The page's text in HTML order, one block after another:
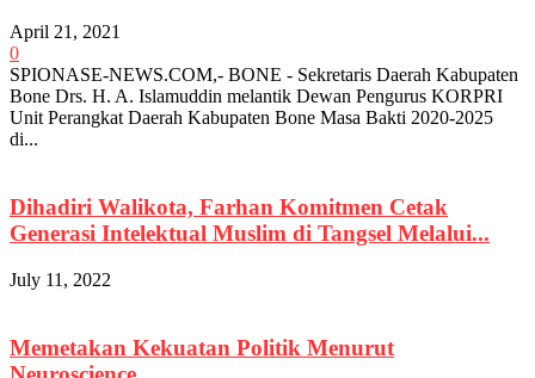
April 21, 2021
0
SPIONASE-NEWS.COM,- BONE - Sekretaris Daerah Kabupaten
Bone Drs. H. A. Islamuddin melantik Dewan Pengurus KORPRI
Unit Perangkat Daerah Kabupaten Bone Masa Bakti 2020-2025
di...
Dihadiri Walikota, Farhan Komitmen Cetak
Generasi Intelektual Muslim di Tangsel Melalui...
July 11, 2022
Memetakan Kekuatan Politik Menurut